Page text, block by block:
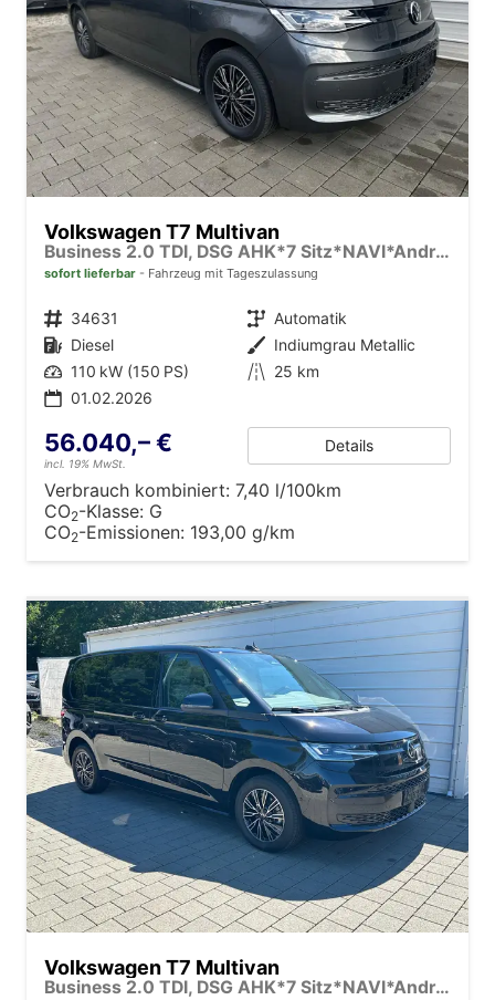
Volkswagen T7 Multivan
Business 2.0 TDI, DSG AHK*7 Sitz*NAVI*Android Auto*SHZ*Matrix*17"*Kamera*3Z Klimaauto*
sofort lieferbar Fahrzeug mit Tageszulassung
Fahrzeugnr. 34631 Getriebe Automatik
Kraftstoff Diesel Außenfarbe Indiumgrau Metallic
Leistung 110 kW (150 PS) Kilometerstand 25 km
01.02.2026
56.040,– €
incl. 19% MwSt.
Details
Verbrauch kombiniert: 7,40 l/100km
CO2-Klasse: G
CO2-Emissionen: 193,00 g/km
Volkswagen T7 Multivan
Business 2.0 TDI, DSG AHK*7 Sitz*NAVI*Android Auto*SHZ*Matrix*17"*Kamera*3Z Klimaauto*